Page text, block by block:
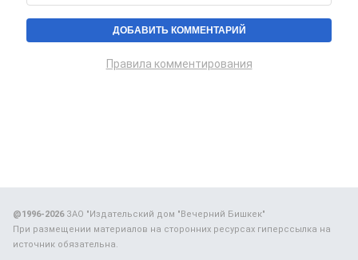
Правила комментирования
@1996-2026ЗАО "Издательский дом "Вечерний Бишкек"
При размещении материалов на сторонних ресурсах гиперссылка на
источник обязательна.